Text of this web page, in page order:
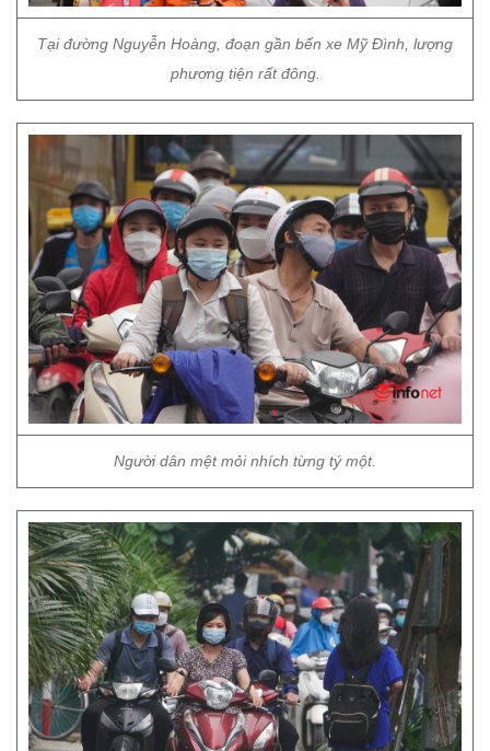
Tại đường Nguyễn Hoàng, đoạn gần bến xe Mỹ Đình, lượng
phương tiện rất đông.
Người dân mệt mỏi nhích từng tý một.